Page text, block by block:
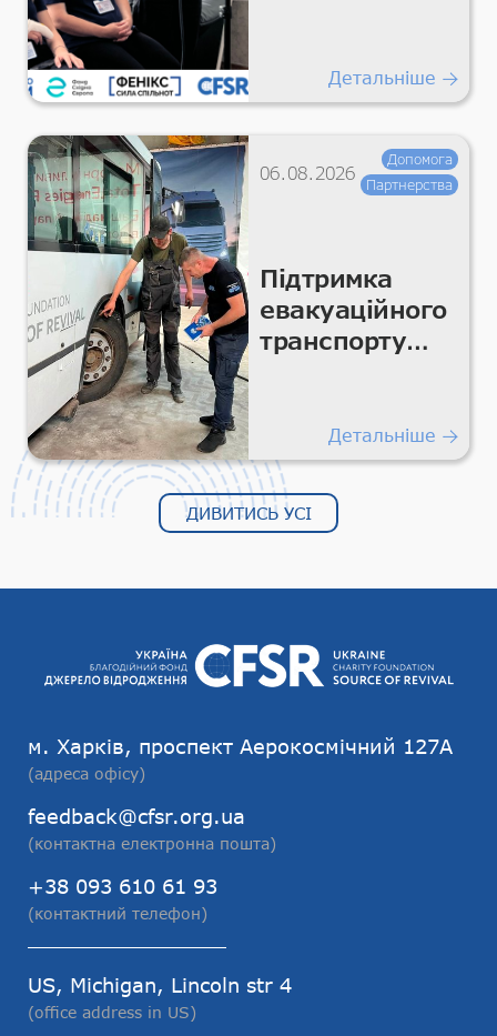
Детальніше
06.08.2026
Допомога
Партнерства
Підтримка
евакуаційного
транспорту
перевезень
Детальніше
ДИВИТИСЬ УСІ
м. Харків, проспект Аерокосмічний 127А
(адреса офісу)
feedback@cfsr.org.ua
(контактна електронна пошта)
+38 093 610 61 93
(контактний телефон)
US, Michigan, Lincoln str 4
(office address in US)